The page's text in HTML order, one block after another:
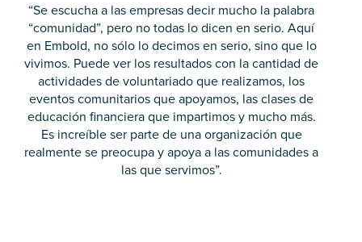
“Se escucha a las empresas decir mucho la palabra
“comunidad”, pero no todas lo dicen en serio. Aquí
en Embold, no sólo lo decimos en serio, sino que lo
vivimos. Puede ver los resultados con la cantidad de
actividades de voluntariado que realizamos, los
eventos comunitarios que apoyamos, las clases de
educación financiera que impartimos y mucho más.
Es increíble ser parte de una organización que
realmente se preocupa y apoya a las comunidades a
las que servimos”.